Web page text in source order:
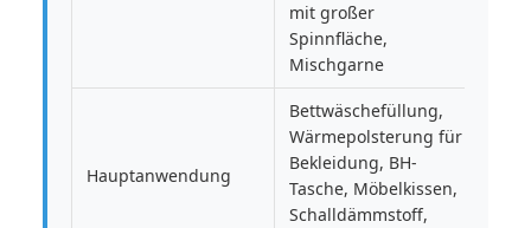
mit großer
Spinnfläche,
Mischgarne
Hauptanwendung
Bettwäschefüllung,
Wärmepolsterung für
Bekleidung, BH-
Tasche, Möbelkissen,
Schalldämmstoff,